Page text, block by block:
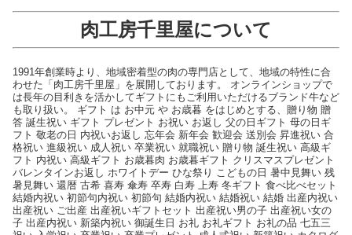
肉工房千里屋について
1991年創業時より、地域密着型の肉の専門店として、地域の特性に合
わせた「肉工房千里屋」を展開しております。 オンラインショップで
は長年の目利きを活かしてギフトにもご利用いただけるブランド牛など
も取り扱い。 ギフト は お中元 や お歳暮 をはじめとする、贈り物 贈
答 誕生祝い ギフト プレゼント お祝い お返し 父の日ギフト 母の日ギ
フト 敬老の日 内祝いお返し 忘年会 新年会 歓迎会 送別会 昇進祝い 合
格祝い 進級祝い 成人祝い 卒業祝い 就職祝い 贈り物 誕生祝い 高級ギ
フト 内祝い 高級ギフト お歳暮肉 お歳暮ギフト クリスマスプレゼント
バレンタインお返し ホワイトデー ひな祭り こどもの日 暑中見舞い 残
暑見舞い 還暦 古希 喜寿 傘寿 卒寿 白寿 上寿 冬ギフト 食べ比べセット
結婚内祝い 初節句内祝い 初節句 結婚内祝い 結婚祝い 結婚 出産内祝い
出産祝い ご出産 出産祝いギフトセット 出産祝い男の子 出産祝い女の
子 出産内祝い 新築内祝い 御誕生日 お礼 お礼ギフト お礼の品 七五三